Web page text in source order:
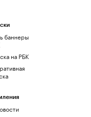
баннеры
на РБК